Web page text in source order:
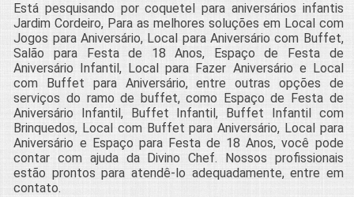
Está pesquisando por coquetel para aniversários infantis
Jardim Cordeiro, Para as melhores soluções em Local com
Jogos para Aniversário, Local para Aniversário com Buffet,
Salão para Festa de 18 Anos, Espaço de Festa de
Aniversário Infantil, Local para Fazer Aniversário e Local
com Buffet para Aniversário, entre outras opções de
serviços do ramo de buffet, como Espaço de Festa de
Aniversário Infantil, Buffet Infantil, Buffet Infantil com
Brinquedos, Local com Buffet para Aniversário, Local para
Aniversário e Espaço para Festa de 18 Anos, você pode
contar com ajuda da Divino Chef. Nossos profissionais
estão prontos para atendê-lo adequadamente, entre em
contato.